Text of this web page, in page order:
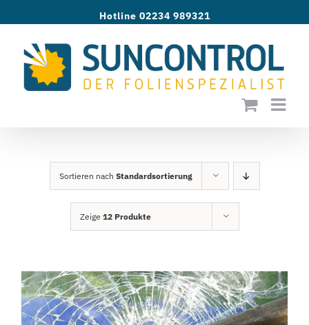
springen
Hotline 02234 989321
Sortieren nach Standardsortierung
Zeige 12 Produkte